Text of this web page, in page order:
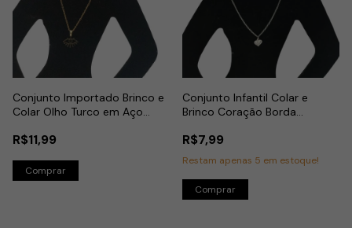
Conjunto Importado Brinco e
Colar Olho Turco em Aço
R$11,99
Conjunto Infantil Colar e
Brinco Coração Borda
R$7,99
Restam apenas 5 em estoque!